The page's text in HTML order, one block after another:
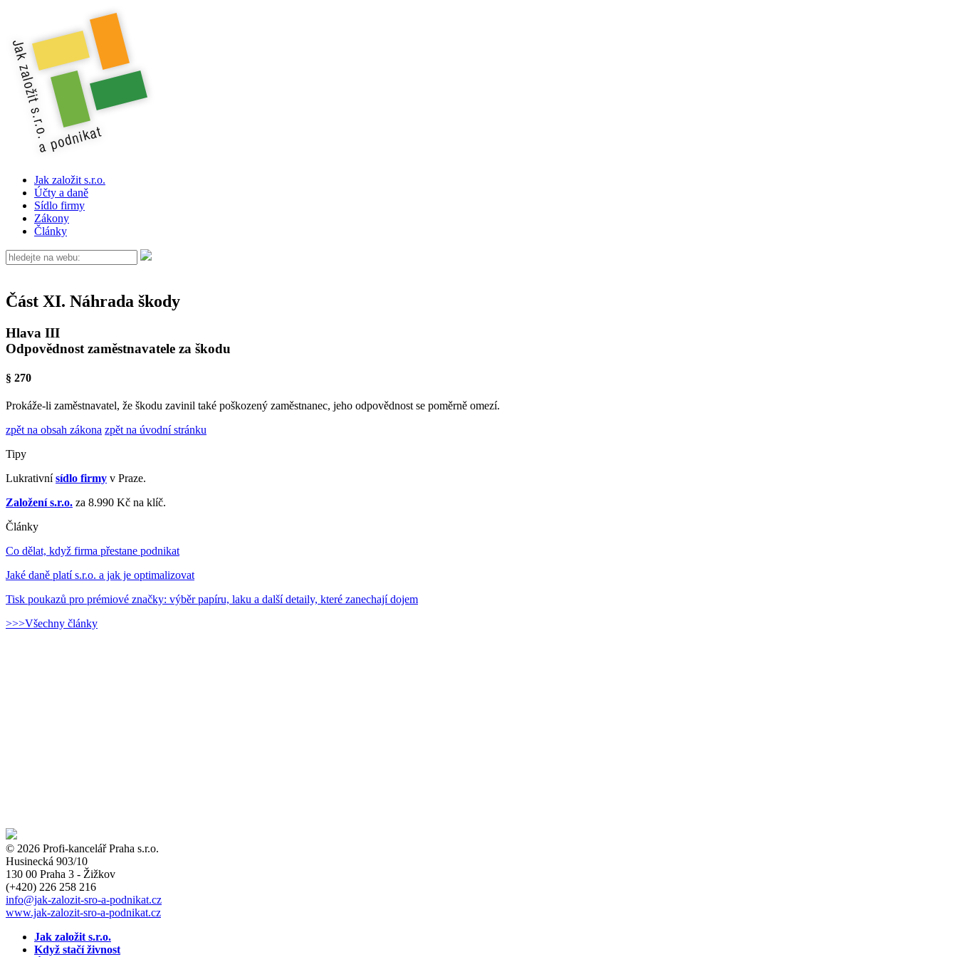
Jak založit s.r.o.
Účty a daně
Sídlo firmy
Zákony
Články
Část XI. Náhrada škody
Hlava III
Odpovědnost zaměstnavatele za škodu
§ 270
Prokáže-li zaměstnavatel, že škodu zavinil také poškozený zaměstnanec, jeho odpovědnost se poměrně omezí.
zpět na obsah zákona zpět na úvodní stránku
Tipy
Lukrativnísídlo firmy v Praze.
Založení s.r.o. za 8.990 Kč na klíč.
Články
Co dělat, když firma přestane podnikat
Jaké daně platí s.r.o. a jak je optimalizovat
Tisk poukazů pro prémiové značky: výběr papíru, laku a další detaily, které zanechají dojem
>>>Všechny články
© 2026 Profi-kancelář Praha s.r.o.
Husinecká 903/10
130 00 Praha 3 - Žižkov
(+420) 226 258 216
info@jak-zalozit-sro-a-podnikat.cz
www.jak-zalozit-sro-a-podnikat.cz
Jak založit s.r.o.
Když stačí živnost